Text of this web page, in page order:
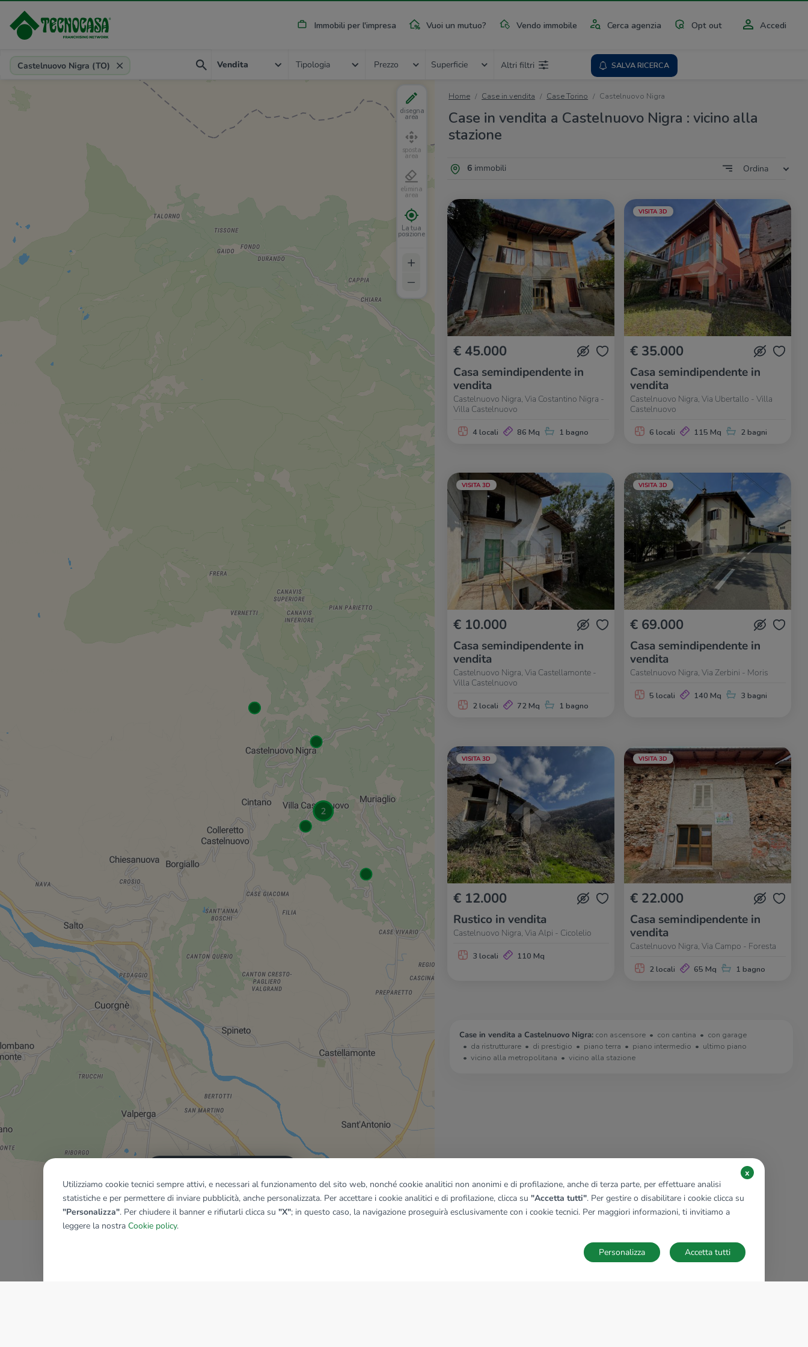
Immobili per l'impresa Vuoi un mutuo? Vendo immobile Cerca agenzia Opt out Accedi
Provincia, comune, zona, riferimento
Castelnuovo Nigra (TO) Vendita Tipologia Prezzo Superficie Altri filtri SALVA RICERCA
Home Case in vendita Case Torino Castelnuovo Nigra
Case in vendita a Castelnuovo Nigra : vicino alla
stazione
6immobili Ordina
€ 45.000
Casa semindipendente in
vendita
Castelnuovo Nigra, Via Costantino Nigra -
Villa Castelnuovo
4 locali 86 Mq 1 bagno
VISITA 3D
€ 35.000
Casa semindipendente in
vendita
Castelnuovo Nigra, Via Ubertallo - Villa
Castelnuovo
6 locali 115 Mq 2 bagni
VISITA 3D
€ 10.000
Casa semindipendente in
vendita
Castelnuovo Nigra, Via Castellamonte -
Villa Castelnuovo
2 locali 72 Mq 1 bagno
VISITA 3D
€ 69.000
Casa semindipendente in
vendita
Castelnuovo Nigra, Via Zerbini - Moris
5 locali 140 Mq 3 bagni
VISITA 3D
€ 12.000
Rustico in vendita
Castelnuovo Nigra, Via Alpi - Cicolelio
3 locali 110 Mq
VISITA 3D
€ 22.000
Casa semindipendente in
vendita
Castelnuovo Nigra, Via Campo - Foresta
2 locali 65 Mq 1 bagno
Case in vendita a Castelnuovo Nigra: con ascensore con cantina
con garage
da ristrutturare
di prestigio piano terra piano intermedio
ultimo piano
vicino alla metropolitana
vicino alla stazione
© OpenMapTiles| © OpenStreetMap contributors
disegna
area
sposta
area
elimina
area
La tua
posizione
+
–
Utilizziamo cookie tecnici sempre attivi, e necessari al funzionamento del sito web, nonché cookie analitici non anonimi e di profilazione, anche di terza parte, per effettuare analisi
statistiche e per permettere di inviare pubblicità, anche personalizzata. Per accettare i cookie analitici e di profilazione, clicca su "Accetta tutti". Per gestire o disabilitare i cookie clicca su
"Personalizza". Per chiudere il banner e rifiutarli clicca su "X"; in questo caso, la navigazione proseguirà esclusivamente con i cookie tecnici. Per maggiori informazioni, ti invitiamo a
leggere la nostra Cookie policy.
x
Accetta tutti
Personalizza